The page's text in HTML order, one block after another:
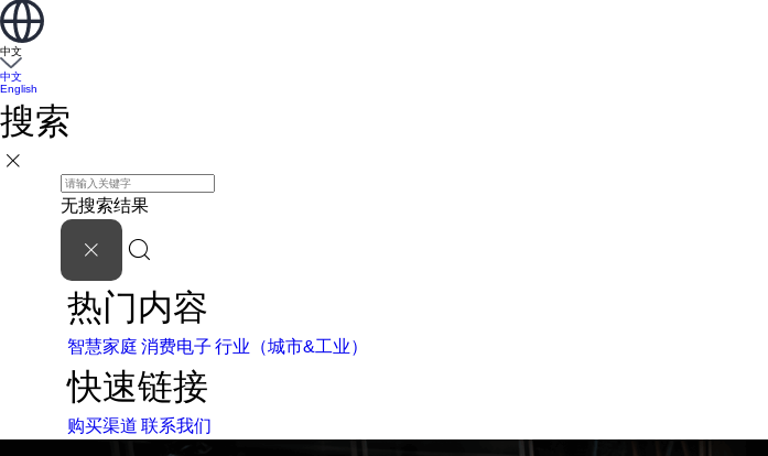
中文
中文
English
搜索
无搜索结果
热门内容
智慧家庭 消费电子 行业（城市&工业）
快速链接
购买渠道 联系我们